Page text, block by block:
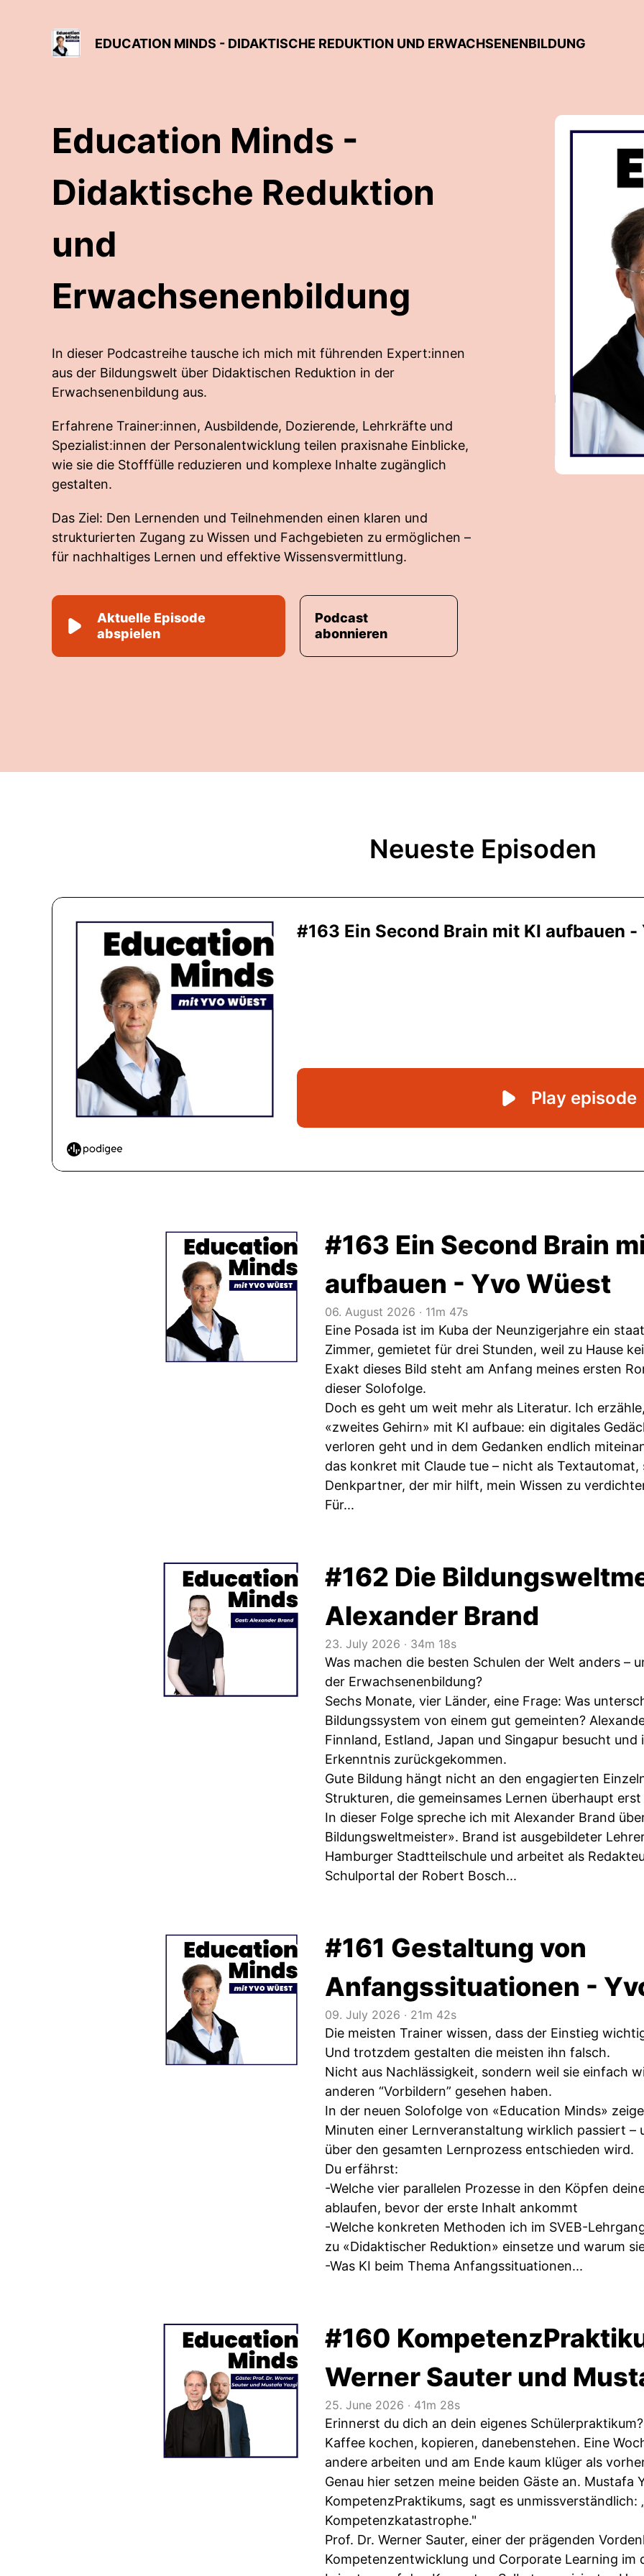
EDUCATION MINDS - DIDAKTISCHE REDUKTION UND ERWACHSENENBILDUNG
Education Minds -
Didaktische Reduktion
und
Erwachsenenbildung
In dieser Podcastreihe tausche ich mich mit führenden Expert:innen
aus der Bildungswelt über Didaktischen Reduktion in der
Erwachsenenbildung aus.
Erfahrene Trainer:innen, Ausbildende, Dozierende, Lehrkräfte und
Spezialist:innen der Personalentwicklung teilen praxisnahe Einblicke,
wie sie die Stofffülle reduzieren und komplexe Inhalte zugänglich
gestalten.
Das Ziel: Den Lernenden und Teilnehmenden einen klaren und
strukturierten Zugang zu Wissen und Fachgebieten zu ermöglichen –
für nachhaltiges Lernen und effektive Wissensvermittlung.
Aktuelle Episode
abspielen
Podcast
abonnieren
Neueste Episoden
#163 Ein Second Brain
aufbauen - Yvo Wüest
06. August 2026 ‧ 11m 47s
Eine Posada ist im Kuba der Neunzigerjahre ein
Zimmer, gemietet für drei Stunden, weil zu Hause
Exakt dieses Bild steht am Anfang meines ersten
dieser Solofolge.
Doch es geht um weit mehr als Literatur. Ich
«zweites Gehirn» mit KI aufbaue: ein digitales
verloren geht und in dem Gedanken endlich
das konkret mit Claude tue – nicht als
Denkpartner, der mir hilft, mein Wissen zu
Für...
#162 Die
Alexander Brand
23. July 2026 ‧ 34m 18s
Was machen die besten Schulen der Welt anders –
der Erwachsenenbildung?
Sechs Monate, vier Länder, eine Frage: Was
Bildungssystem von einem gut gemeinten?
Finnland, Estland, Japan und Singapur besucht
Erkenntnis zurückgekommen.
Gute Bildung hängt nicht an den engagierten
Strukturen, die gemeinsames Lernen überhaupt
In dieser Folge spreche ich mit Alexander Brand
Bildungsweltmeister». Brand ist ausgebildeter
Hamburger Stadtteilschule und arbeitet als
Schulportal der Robert Bosch...
#161 Gestaltung von
Anfangssituationen -
09. July 2026 ‧ 21m 42s
Die meisten Trainer wissen, dass der Einstieg
Und trotzdem gestalten die meisten ihn falsch.
Nicht aus Nachlässigkeit, sondern weil sie einfach
anderen “Vorbildern” gesehen haben.
In der neuen Solofolge von «Education Minds»
Minuten einer Lernveranstaltung wirklich passiert –
über den gesamten Lernprozess entschieden wird.
Du erfährst:
-Welche vier parallelen Prozesse in den Köpfen
ablaufen, bevor der erste Inhalt ankommt
-Welche konkreten Methoden ich im SVEB-
zu «Didaktischer Reduktion» einsetze und warum
-Was KI beim Thema Anfangssituationen...
#160
Werner Sauter und
25. June 2026 ‧ 41m 28s
Erinnerst du dich an dein eigenes Schülerpraktikum?
Kaffee kochen, kopieren, danebenstehen. Eine
andere arbeiten und am Ende kaum klüger als
Genau hier setzen meine beiden Gäste an. Mustafa
KompetenzPraktikums, sagt es unmissverständlich:
Kompetenzkatastrophe."
Prof. Dr. Werner Sauter, einer der prägenden
Kompetenzentwicklung und Corporate Learning im